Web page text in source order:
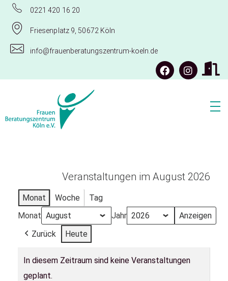
0221 420 16 20
Friesenplatz 9, 50672 Köln
info@frauenberatungszentrum-koeln.de
Veranstaltungen im August 2026
Monat Woche
Tag
Monat
Jahr
Zurück
Heute
In diesem Zeitraum sind keine Veranstaltungen
geplant.